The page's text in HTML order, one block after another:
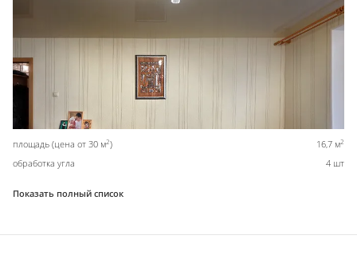
площадь (цена от 30 м2) 16,7 м2
обработка угла 4 шт
Показать полный список